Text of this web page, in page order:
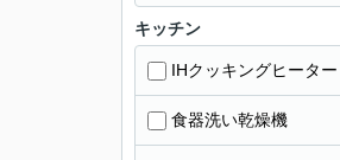
キッチン
IHクッキングヒーター
食器洗い乾燥機